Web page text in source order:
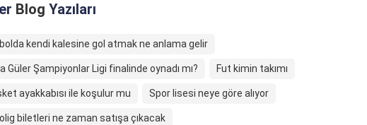
Blog Yazıları
kendi kalesine gol atmak ne anlama gelir
Güler Şampiyonlar Ligi finalinde oynadı mı? Fut kimin takımı
ayakkabısı ile koşulur mu Spor lisesi neye göre alıyor
biletleri ne zaman satışa çıkacak